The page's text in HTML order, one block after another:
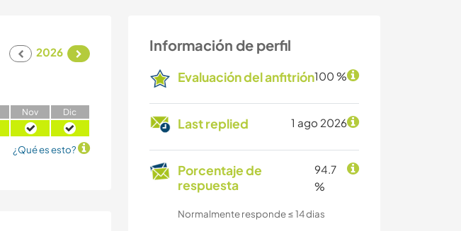
Información de perfil
Evaluación del anfitrión100 %
Last replied 1 ago 2026
Porcentaje de
respuesta
94.7
%
Normalmente responde ≤ 14 dias
2026
Nov Dic
¿Qué es esto?